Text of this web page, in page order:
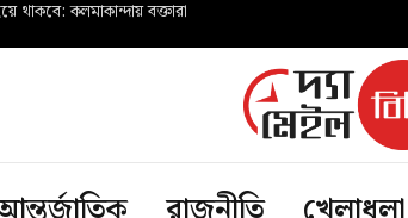
থাকবে: কলমাকান্দায় বক্তারা